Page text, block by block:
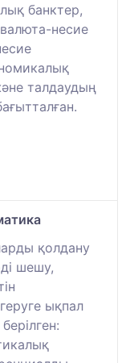
банктер,
несие
талдаудың
қолдану
шешу,
ықпал